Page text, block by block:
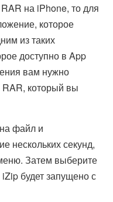
на iPhone, то для
которое
из таких
доступно в App
вам нужно
который вы
файл и
нескольких секунд,
Затем выберите
будет запущено с